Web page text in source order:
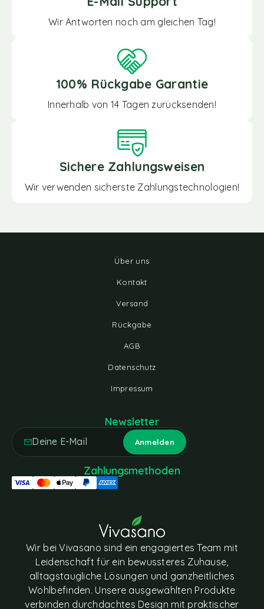
Wir Antworten noch am gleichen Tag!
100% Rückgabe Garantie
Innerhalb von 14 Tagen zurücksenden!
Sichere Zahlungsweisen
Wir verwenden sicherste Zahlungstechnologien!
Über uns
Kontakt
Versand
Rückgabe
AGB
Datenschutz
Impressum
Wir bei Vivasano sind ein engagiertes Team mit
Leidenschaft für ein bewussteres Zuhause,
alltagstaugliche Lösungen und ganzheitliches
Wohlbefinden. Unsere ausgewählten Produkte
verbinden durchdachtes Design mit praktischer
Newsletter
Zahlungsmethoden